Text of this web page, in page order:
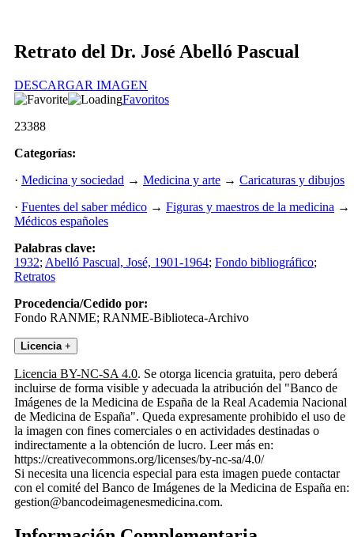
Retrato del Dr. José Abelló Pascual
DESCARGAR IMAGEN
Favoritos
23388
Categorías:
· Medicina y sociedad → Medicina y arte → Caricaturas y dibujos
· Fuentes del saber médico → Figuras y maestros de la medicina →
Médicos españoles
Palabras clave:
1932; Abelló Pascual, José, 1901-1964; Fondo bibliográfico;
Retratos
Procedencia/Cedido por:
Fondo RANME; RANME-Biblioteca-Archivo
Licencia +
Licencia BY-NC-SA 4.0. Se otorga licencia gratuita, pero deberá
incluirse de forma visible y adecuada la atribución del "Banco de
Imágenes de la Medicina de España de la Real Academia Nacional
de Medicina de España". Queda expresamente prohibido el uso de
la imagen con fines comerciales o en actividades destinadas o
indirectamente a la obtención de lucro. Leer más en:
https://creativecommons.org/licenses/by-nc-sa/4.0/
Si necesita una licencia especial para esta imagen puede contactar
con el comité del Banco de Imágenes de la Medicina de España en:
gestion@bancodeimagenesmedicina.com.